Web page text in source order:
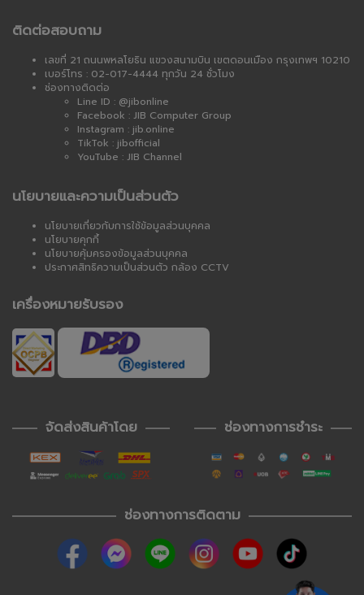
ติดต่อสอบถาม
เลขที่ 21 ถนนพหลโยธิน แขวงสนามบิน เขตดอนเมือง กรุงเทพฯ 10210
เบอร์โทร : 02-017-4444 ทุกวัน 24 ชั่วโมง
ช่องทางติดต่อ
Line ID : @jibonline
Facebook : JIB Computer Group
Instagram : jib.online
TikTok : jibofficial
YouTube : JIB Channel
นโยบายและความเป็นส่วนตัว
นโยบายเกี่ยวกับการใช้ข้อมูลส่วนบุคคล
นโยบายคุกกี้
นโยบายคุ้มครองข้อมูลส่วนบุคคล
ประกาศสิทธิความเป็นส่วนตัว กล้อง CCTV
เครื่องหมายรับรอง
จัดส่งสินค้าโดย ช่องทางการชำระ
ช่องทางการติดตาม